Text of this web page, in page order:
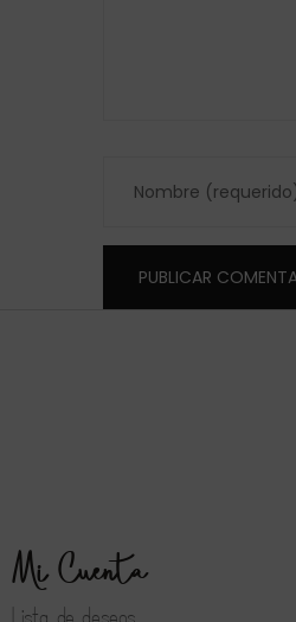
Mi Cuenta